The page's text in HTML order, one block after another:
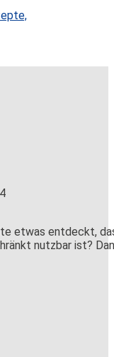
etwas entdeckt,
nutzbar ist?